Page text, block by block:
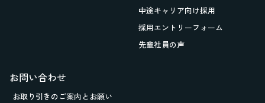
中途キャリア向け採用
採用エントリーフォーム
先輩社員の声
お問い合わせ
お取り引きのご案内とお願い